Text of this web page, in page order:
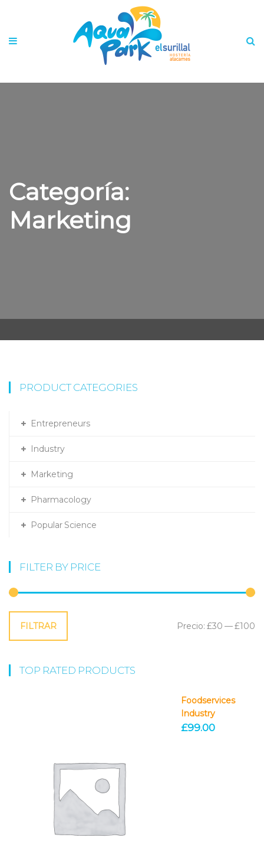
Categoría:
Marketing
PRODUCT CATEGORIES
Entrepreneurs
Industry
Marketing
Pharmacology
Popular Science
FILTER BY PRICE
mínimo
máximo
FILTRAR Precio: £30 —£100
TOP RATED PRODUCTS
Foodservices
Industry
£99.00